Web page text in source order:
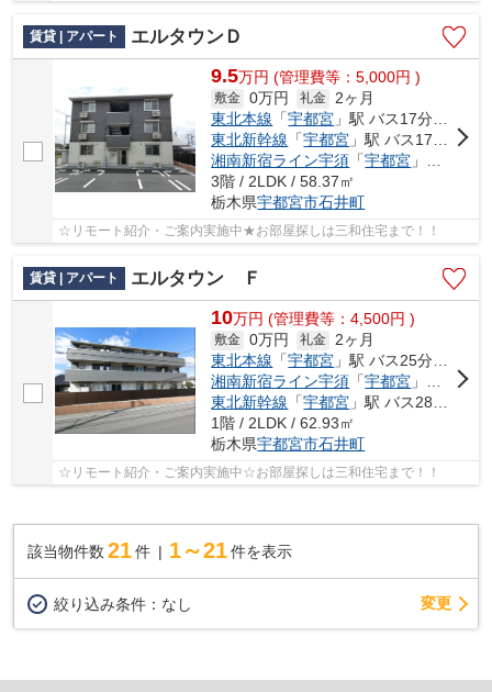
賃貸 | アパート エルタウンＤ
9.5万円 (管理費等：5,000円 )
敷金 0万円 礼金 2ヶ月
東北本線 「宇都宮 」駅 バス17分 「卸団地西」 停歩3分
東北新幹線 「宇都宮 」駅 バス17分 「卸団地西」 停歩3分
湘南新宿ライン宇須 「宇都宮 」駅 バス17分 「卸団地西」 停歩3分
3階 / 2LDK / 58.37㎡
栃木県宇都宮市石井町
☆リモート紹介・ご案内実施中★お部屋探しは三和住宅まで！！
賃貸 | アパート エルタウン Ｆ
10万円 (管理費等：4,500円 )
敷金 0万円 礼金
2ヶ月
東北本線 「宇都宮 」駅 バス25分 「ミツトヨ前」 停歩7分
湘南新宿ライン宇須 「宇都宮 」駅 バス25分 「ミツトヨ前」 停歩7分
東北新幹線 「宇都宮 」駅 バス28分 「ミツトヨ前」 停歩7分
1階 / 2LDK / 62.93㎡
栃木県宇都宮市石井町
☆リモート紹介・ご案内実施中☆お部屋探しは三和住宅まで！！
該当物件数 21件 1～21 件を表示
絞り込み条件： なし 変更